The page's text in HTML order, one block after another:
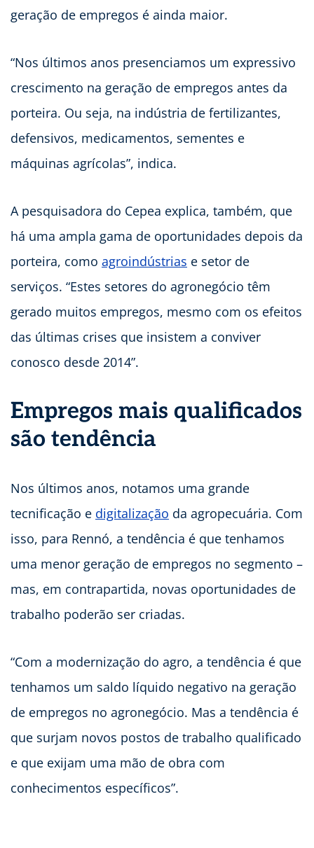
geração de empregos é ainda maior.
“Nos últimos anos presenciamos um expressivo
crescimento na geração de empregos antes da
porteira. Ou seja, na indústria de fertilizantes,
defensivos, medicamentos, sementes e
máquinas agrícolas”, indica.
A pesquisadora do Cepea explica, também, que
há uma ampla gama de oportunidades depois da
porteira, como agroindústrias e setor de
serviços. “Estes setores do agronegócio têm
gerado muitos empregos, mesmo com os efeitos
das últimas crises que insistem a conviver
conosco desde 2014”.
Empregos mais qualificados
são tendência
Nos últimos anos, notamos uma grande
tecnificação e digitalização da agropecuária. Com
isso, para Rennó, a tendência é que tenhamos
uma menor geração de empregos no segmento –
mas, em contrapartida, novas oportunidades de
trabalho poderão ser criadas.
“Com a modernização do agro, a tendência é que
tenhamos um saldo líquido negativo na geração
de empregos no agronegócio. Mas a tendência é
que surjam novos postos de trabalho qualificado
e que exijam uma mão de obra com
conhecimentos específicos”.